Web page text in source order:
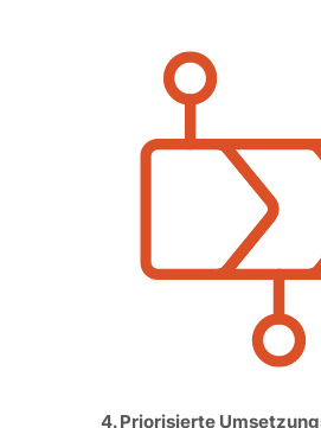
4. Priorisierte